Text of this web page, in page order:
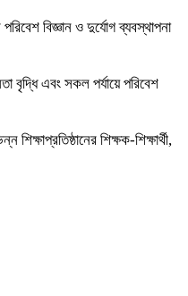
বিজ্ঞান ও দুর্যোগ ব্যবস্থাপনা
বৃদ্ধি এবং সকল পর্যায়ে পরিবেশ
শিক্ষক-শিক্ষার্থী,